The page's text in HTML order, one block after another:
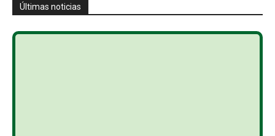
Últimas noticias